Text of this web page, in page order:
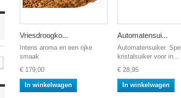
Vriesdroogko...
Intens aroma en een rijke
smaak
€ 179,00
In winkelwagen
Automatensui...
Automatensuiker.
kristalsuiker voor in...
€ 28,95
In winkelwagen